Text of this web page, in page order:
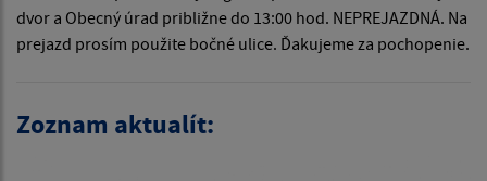
dvor a Obecný úrad približne do 13:00 hod. NEPREJAZDNÁ. Na
prejazd prosím použite bočné ulice. Ďakujeme za pochopenie.
Zoznam aktualít: